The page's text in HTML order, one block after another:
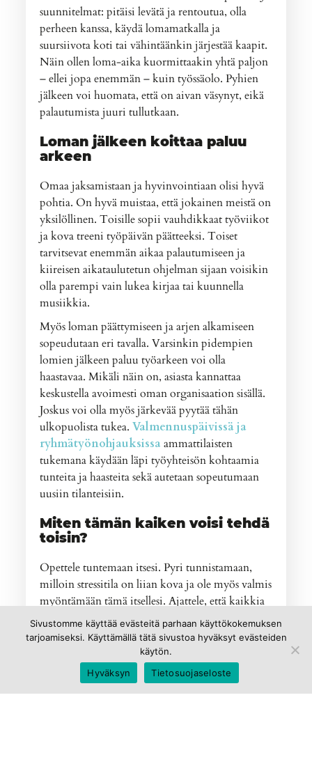
suunnitelmat: pitäisi levätä ja rentoutua, olla
perheen kanssa, käydä lomamatkalla ja
suursiivota koti tai vähintäänkin järjestää kaapit.
Näin ollen loma-aika kuormittaakin yhtä paljon
– ellei jopa enemmän – kuin työssäolo. Pyhien
jälkeen voi huomata, että on aivan väsynyt, eikä
palautumista juuri tullutkaan.
Loman jälkeen koittaa paluu
arkeen
Omaa jaksamistaan ja hyvinvointiaan olisi hyvä
pohtia. On hyvä muistaa, että jokainen meistä on
yksilöllinen. Toisille sopii vauhdikkaat työviikot
ja kova treeni työpäivän päätteeksi. Toiset
tarvitsevat enemmän aikaa palautumiseen ja
kiireisen aikataulutetun ohjelman sijaan voisikin
olla parempi vain lukea kirjaa tai kuunnella
musiikkia.
Myös loman päättymiseen ja arjen alkamiseen
sopeudutaan eri tavalla. Varsinkin pidempien
lomien jälkeen paluu työarkeen voi olla
haastavaa. Mikäli näin on, asiasta kannattaa
keskustella avoimesti oman organisaation sisällä.
Joskus voi olla myös järkevää pyytää tähän
ulkopuolista tukea.Valmennuspäivissä ja
ryhmätyönohjauksissaammattilaisten
tukemana käydään läpi työyhteisön kohtaamia
tunteita ja haasteita sekä autetaan sopeutumaan
uusiin tilanteisiin.
Miten tämän kaiken voisi tehdä
toisin?
Opettele tuntemaan itsesi. Pyri tunnistamaan,
milloin stressitila on liian kova ja ole myös valmis
myöntämään tämä itsellesi. Ajattele, että kaikkia
työasioita ei tarvitse saada valmiiksi ennen lomia.
Priorisoi tärkeimmät ja hoida ne. Kaikkia vapaa-
ajan asioita ei myöskään tarvitse saada valmiiksi
loman aikana. Elämä jatkuu eikä maailma tule
valmiiksi (kuin ehkä mielessämme hetkeksi
Sivustomme käyttää evästeitä parhaan käyttökokemuksen
tarjoamiseksi. Käyttämällä tätä sivustoa hyväksyt evästeiden
käytön.
Hyväksyn
Tietosuojaseloste